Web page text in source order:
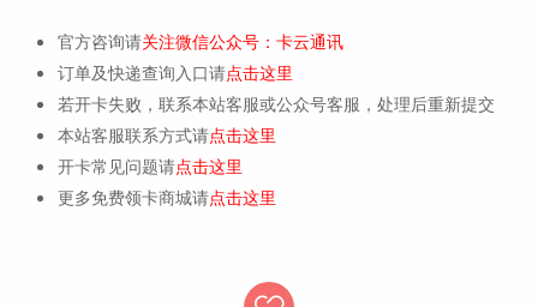
官方咨询请关注微信公众号：卡云通讯
订单及快递查询入口请点击这里
若开卡失败，联系本站客服或公众号客服，处理后重新提交
本站客服联系方式请点击这里
开卡常见问题请点击这里
更多免费领卡商城请点击这里